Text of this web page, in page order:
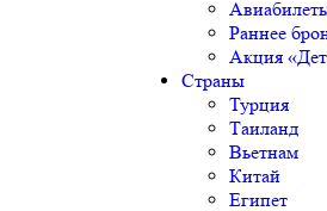
Раннее
Акция
Страны
Турция
Таиланд
Вьетнам
Китай
Египет